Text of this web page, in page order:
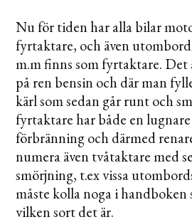
Nu för tiden har alla bilar
fyrtaktare, och även
m.m finns som fyrtaktare. Det
på ren bensin och där man
kärl som sedan går runt och
fyrtaktare har både en
förbränning och därmed
numera även tvåtaktare med
smörjning, t.ex vissa
måste kolla noga i handboken
vilken sort det är.